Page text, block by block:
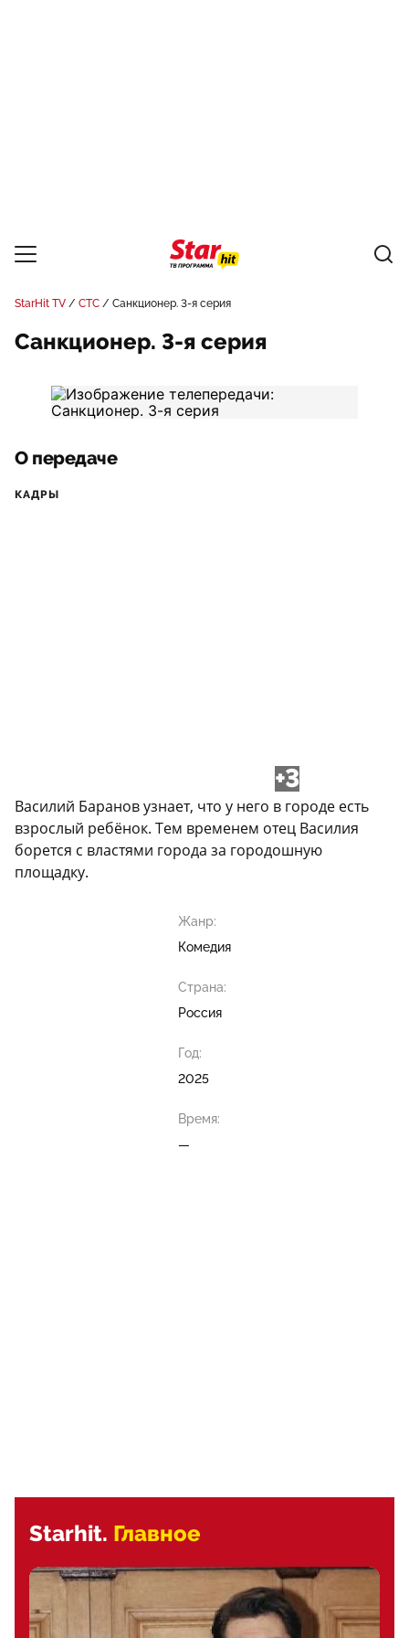
StarHit TV СТС Санкционер. 3-я серия
Санкционер. 3-я серия
О передаче
КАДРЫ
+3
Василий Баранов узнает, что у него в городе есть
взрослый ребёнок. Тем временем отец Василия
борется с властями города за городошную
площадку.
Жанр:
Комедия
Страна:
Россия
Год:
2025
Время:
—
Starhit. Главное